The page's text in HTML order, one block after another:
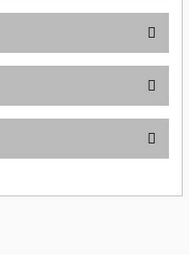
formunu kullanarak tarafımıza